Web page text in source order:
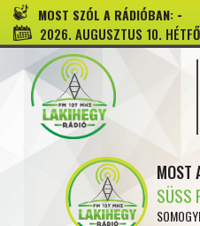
MOST SZÓL A RÁDIÓBAN: -
2026. AUGUSZTUS 10.
MOST
SÜSS